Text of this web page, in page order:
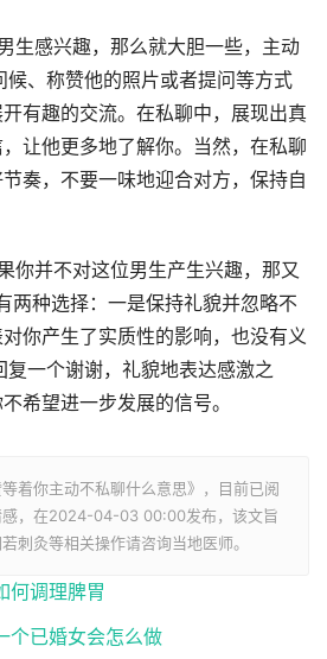
感兴趣，那么就大胆一些，主动
候、称赞他的照片或者提问等方式
有趣的交流。在私聊中，展现出真
让他更多地了解你。当然，在私聊
奏，不要一味地迎合对方，保持自
并不对这位男生产生兴趣，那又
两种选择：一是保持礼貌并忽略不
你产生了实质性的影响，也没有义
复一个谢谢，礼貌地表达感激之
希望进一步发展的信号。
着你主动不私聊什么意思》，目前已阅
感，在2024-04-03 00:00发布，该文旨
刺灸等相关操作请咨询当地医师。
何调理脾胃
个已婚女会怎么做